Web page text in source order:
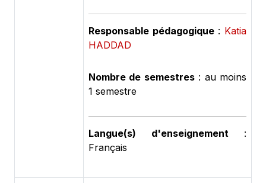
Responsable pédagogique: Katia
HADDAD
Nombre de semestres: au moins
1 semestre
Langue(s) d'enseignement:
Français